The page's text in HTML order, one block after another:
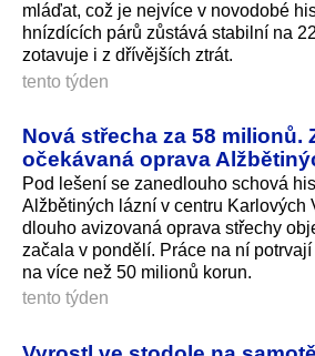
mláďat, což je nejvíce v novodobé
hnízdících párů zůstává stabilní na
zotavuje i z dřívějších ztrát.
tento týden
Nová střecha za 58 milionů.
očekávaná oprava
Pod lešení se zanedlouho schová
Alžbětiných lázní v centru Karlových
dlouho avizovaná oprava střechy
začala v pondělí. Práce na ní
na více než 50 milionů korun.
tento týden